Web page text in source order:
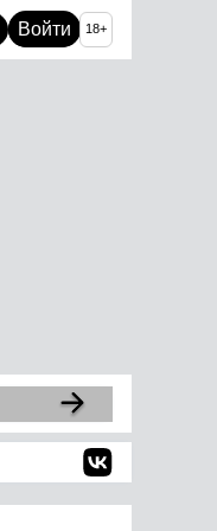
Войти 18+